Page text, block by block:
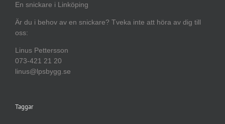
En snickare i Linköping
Är du i behov av en snickare? Tveka inte att höra av dig till
oss:
Linus Pettersson
073-421 21 20
linus@lpsbygg.se
Taggar